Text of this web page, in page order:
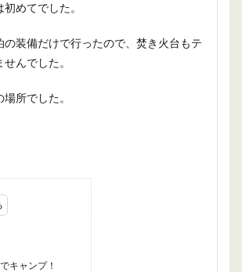
めてでした。
の装備だけで行ったので、焚き火台もテ
んでした。
所でした。
キャンプ！